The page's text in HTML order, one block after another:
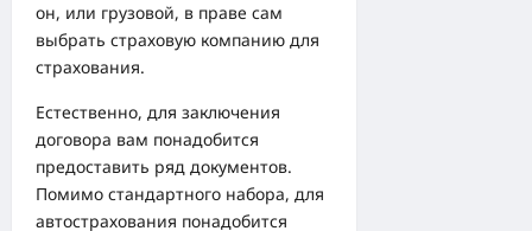
он, или грузовой, в праве сам
выбрать страховую компанию для
страхования.
Естественно, для заключения
договора вам понадобится
предоставить ряд документов.
Помимо стандартного набора, для
автострахования понадобится